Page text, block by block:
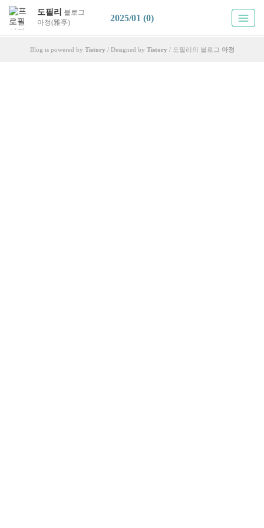
도필리 블로그
아정(雅亭)
2025/01 (0)
Blog is powered by Tistory / Designed by Tistory / 도필리의 블로그 아정